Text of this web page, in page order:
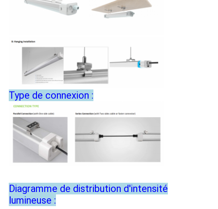
Type de connexion :
Diagramme de distribution d'intensité
lumineuse :